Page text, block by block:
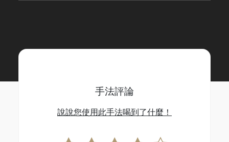
手法評論
說說您使用此手法喝到了什麼！